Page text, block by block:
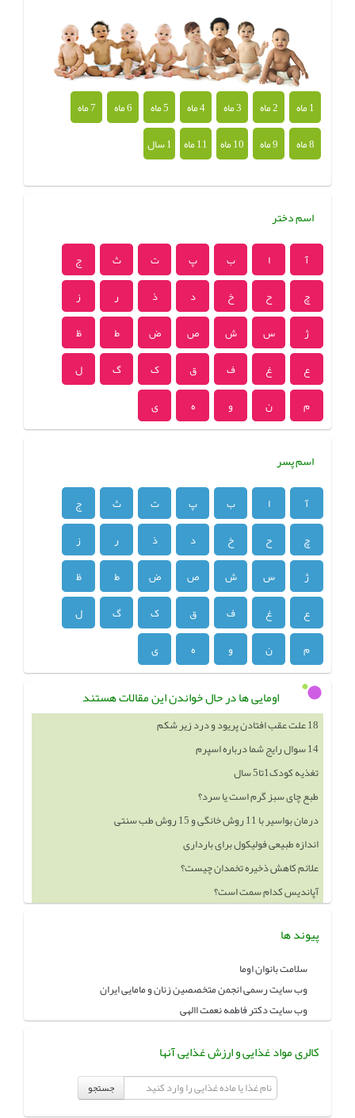
1 ماه 2 ماه 3 ماه 4 ماه 5 ماه 6 ماه
7 ماه
8 ماه
9 ماه 10 ماه 11 ماه 1 سال
اسم دختر
آ ا ب پ ت ث
ج
چ
ح خ د ذ ر
ز
ژ
س ش ص ض ط
ظ
ع
غ ف ق ک گ
ل
م
ن و ه ی
اسم پسر
آ ا ب پ ت ث
ج
چ
ح خ د ذ ر
ز
ژ
س ش ص ض ط
ظ
ع
غ ف ق ک گ
ل
م
ن و ه ی
اومایی ها در حال خواندن این مقالات هستند
18 علت عقب افتادن پریود و درد زیر شکم
14 سوال رایج شما درباره اسپرم
تغذیه کودک1تا5 سال
طبع چای سبز گرم است یا سرد؟
درمان بواسیر با 11 روش خانگی و 15 روش طب سنتی
اندازه طبیعی فولیکول برای بارداری
علائم کاهش ذخیره تخمدان چیست؟
آپاندیس کدام سمت است؟
پیوند ها
سلامت بانوان اوما
وب سایت رسمی انجمن متخصصین زنان و مامایی ایران
وب سایت دکتر فاطمه نعمت االهی
کالری مواد غذایی و ارزش غذایی آنها
جستجو